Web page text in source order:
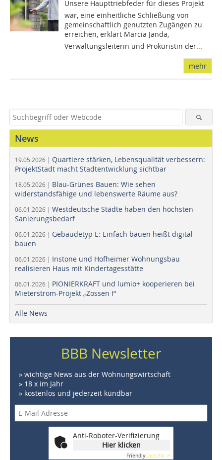
Unsere Haupttriebfeder für dieses Projekt
war, eine einheitliche Schließung von
gemeinschaftlich genutzten Zugängen zu
erreichen, erklärt Marcia Janda,
Verwaltungsleiterin und Prokuristin der...
mehr
News
19.05.2026 | Quartiere stärken, Lebensqualität verbessern:
ProjektStadt macht Stadtentwicklung sichtbar
18.05.2026 | Blau-Grünes Bauen: Wie sehen
widerstandsfähige und lebenswerte Räume aus?
06.01.2026 | Westdeutsche Städte haben den höchsten
Sanierungsbedarf
06.01.2026 | Gebäudetyp E: Einfach bauen heißt digital
bauen
06.01.2026 | Instone und Hofheimer Wohnungsbau
realisieren Haus mit Kindertagesstätte
06.01.2026 | PIONIERKRAFT und lumio+ kooperieren bei
Mieterstrom-Projekt „Zossen I“
Alle News
BBB Newsletter
» wichtige News aus der Wohnungswirtschaft
» 18 x im Jahr
» kostenlos und jederzeit kündbar
Anti-Roboter-Verifizierung
Hier klicken
FriendlyCaptcha ⇗